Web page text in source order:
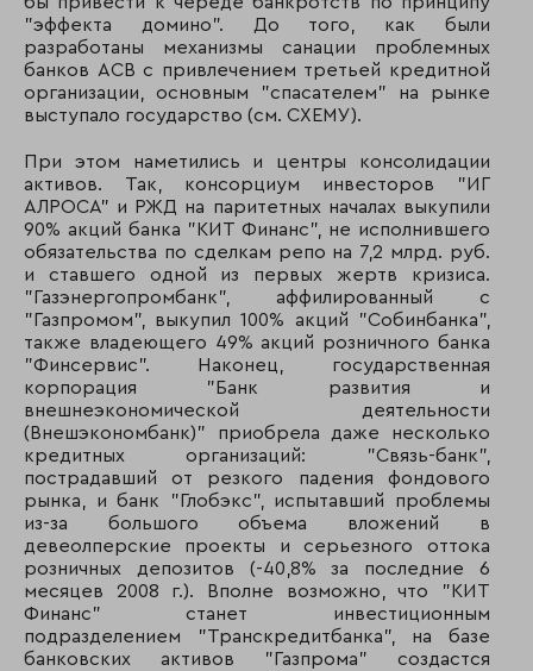
80 72 Сб банк
81 80 Национальный
82 79
83 124 Дрезднер банк
Балтинвестбанк
85 94
86 93 КБ
87 АКБ «Пересвет»
76 Барклайс банк
89 149 Внешпромбанк
90 102 Фондсервисбанк
91 83 АКБ «Уралсиб-Юг
92 125 Джии мани банк
"эффекта домино". До того, как были
разработаны механизмы санации проблемных
банков АСВ с привлечением третьей кредитной
организации, основным "спасателем" на рынке
выступало государство (см. СХЕМУ).
При этом наметились и центры консолидации
активов. Так, консорциум инвесторов "ИГ
АЛРОСА" и РЖД на паритетных началах выкупили
90% акций банка "КИТ Финанс", не исполнившего
обязательства по сделкам репо на 7,2 млрд. руб.
и ставшего одной из первых жертв кризиса.
"Газэнергопромбанк", аффилированный с
"Газпромом", выкупил 100% акций "Собинбанка",
также владеющего 49% акций розничного банка
"Финсервис". Наконец, государственная
корпорация "Банк развития и
внешнеэкономической деятельности
(Внешэкономбанк)" приобрела даже несколько
кредитных организаций: "Связь-банк",
пострадавший от резкого падения фондового
рынка, и банк "Глобэкс", испытавший проблемы
из-за большого объема вложений в
девеолперские проекты и серьезного оттока
розничных депозитов (-40,8% за последние 6
месяцев 2008 г.). Вполне возможно, что "КИТ
Финанс" станет инвестиционным
подразделением "Транскредитбанка", на базе
банковских активов "Газпрома" создастся